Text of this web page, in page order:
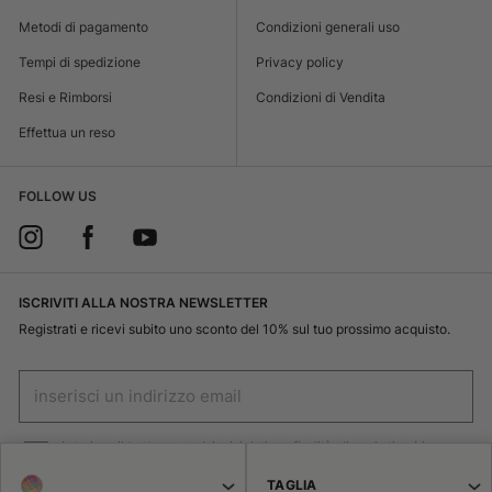
TAGLIA
Metodi di pagamento
Tempi di spedizione
Resi e Rimborsi
Effettua un reso
Condizioni generali uso
Privacy policy
Condizioni di Vendita
FOLLOW US
ISCRIVITI ALLA NOSTRA NEWSLETTER
Registrati e ricevi subito uno sconto del 10% sul tuo prossimo acquisto.
Autorizzo il trattamento dei miei dati per finalità di marketing (ricevere